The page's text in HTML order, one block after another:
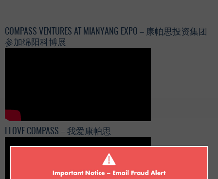
COMPASS VENTURES AT MIANYANG EXPO – 康帕思投资集团
参加绵阳科博展
I LOVE COMPASS – 我爱康帕思